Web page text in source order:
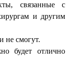
связанные с
и другим
не смогут.
будет отлично